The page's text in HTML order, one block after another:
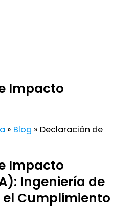
Impacto
» Blog » Declaración de
Impacto
Ingeniería de
el Cumplimiento